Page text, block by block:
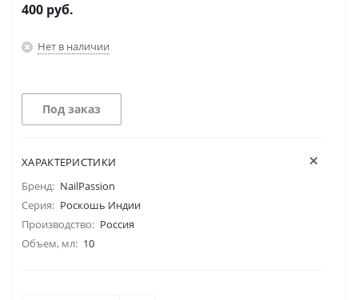
400 руб.
Нет в наличии
Под заказ
ХАРАКТЕРИСТИКИ
Бренд: NailPassion
Серия: Роскошь Индии
Производство: Россия
Объем, мл: 10